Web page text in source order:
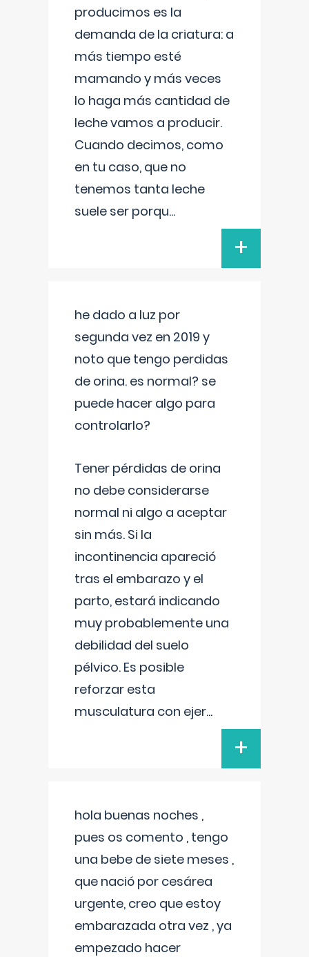
producimos es la
demanda de la criatura: a
más tiempo esté
mamando y más veces
lo haga más cantidad de
leche vamos a producir.
Cuando decimos, como
en tu caso, que no
tenemos tanta leche
suele ser porqu...
+
he dado a luz por
segunda vez en 2019 y
noto que tengo perdidas
de orina. es normal? se
puede hacer algo para
controlarlo?
Tener pérdidas de orina
no debe considerarse
normal ni algo a aceptar
sin más. Si la
incontinencia apareció
tras el embarazo y el
parto, estará indicando
muy probablemente una
debilidad del suelo
pélvico. Es posible
reforzar esta
musculatura con ejer...
+
hola buenas noches ,
pues os comento , tengo
una bebe de siete meses ,
que nació por cesárea
urgente, creo que estoy
embarazada otra vez , ya
empezado hacer